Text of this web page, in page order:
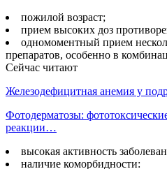
пожилой возраст;
прием высоких доз
одномоментный прием
препаратов, особенно в
Сейчас читают
Железодефицитная анемия у
Фотодерматозы:
реакции…
высокая активность
наличие коморбидности: